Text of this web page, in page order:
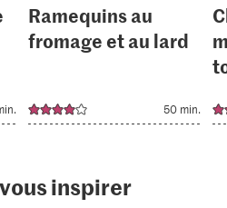
Ramequins au
fromage et au lard
50 min.
inspirer